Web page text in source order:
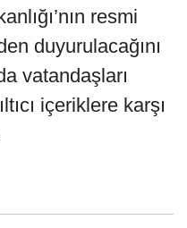
resmi
duyurulacağını
vatandaşları
içeriklere karşı